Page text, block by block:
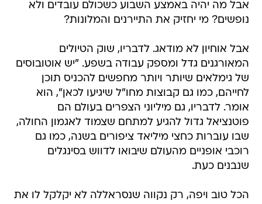
אבל מה יהיה באמצע השבוע כשכולם עובדים ולא
נופשים? מי יחזיק את התיירנים והמלונות?
אבל אוחיון לא מודאג. לדבריו, שוק הטיולים
המאורגנים גדל ומספק עבודה בשפע. "יש אוטובוסים
של גימלאים שיותר ויותר מחפשים להכניס תוכן
לחייהם, כמו גם קבוצות מחו"ל שיגיעו לכאן", הוא
אומר. לדבריו, גם מיליוני הצפרים בעולם הם
פוטנציאל גדול להגיע למתחם שצמוד לאגמון החולה,
שבו עוברות כחצי מיליאד ציפורים בשנה, כמו גם
רוכבי אופניים מהעולם שיבואו לדווש בסינגלים
שנבנים כעת.
הכל טוב ויפה, רק נקווה שנסראללה לא יקלקל לו את